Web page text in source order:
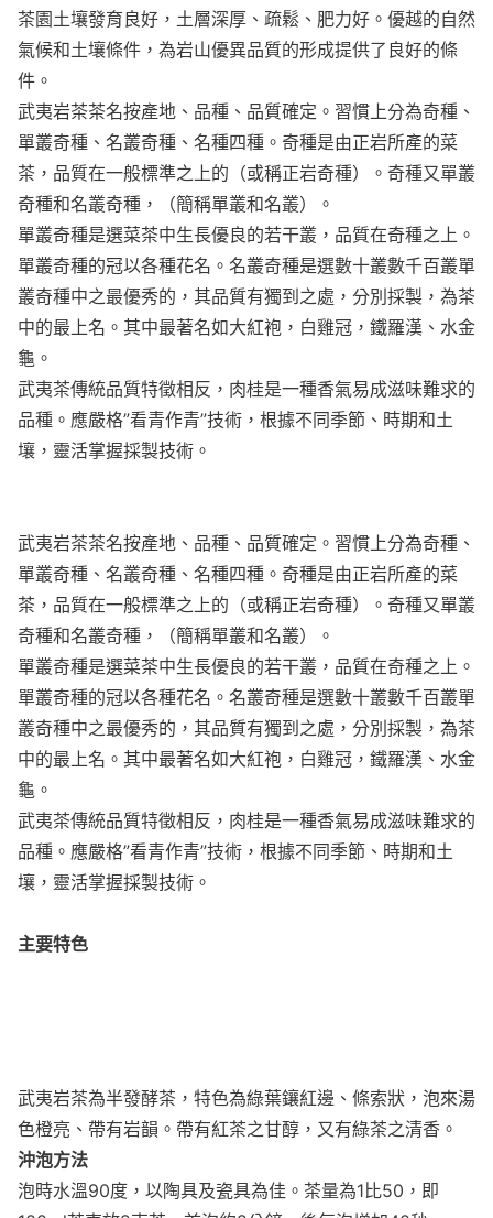
茶園土壤發育良好，土層深厚、疏鬆、肥力好。優越的自然
氣候和土壤條件，為岩山優異品質的形成提供了良好的條
件。
武夷岩茶茶名按產地、品種、品質確定。習慣上分為奇種、
單叢奇種、名叢奇種、名種四種。奇種是由正岩所產的菜
茶，品質在一般標準之上的（或稱正岩奇種）。奇種又單叢
奇種和名叢奇種，（簡稱單叢和名叢）。
單叢奇種是選菜茶中生長優良的若干叢，品質在奇種之上。
單叢奇種的冠以各種花名。名叢奇種是選數十叢數千百叢單
叢奇種中之最優秀的，其品質有獨到之處，分別採製，為茶
中的最上名。其中最著名如大紅袍，白雞冠，鐵羅漢、水金
龜。
武夷茶傳統品質特徵相反，肉桂是一種香氣易成滋味難求的
品種。應嚴格”看青作青”技術，根據不同季節、時期和土
壤，靈活掌握採製技術。
武夷岩茶茶名按產地、品種、品質確定。習慣上分為奇種、
單叢奇種、名叢奇種、名種四種。奇種是由正岩所產的菜
茶，品質在一般標準之上的（或稱正岩奇種）。奇種又單叢
奇種和名叢奇種，（簡稱單叢和名叢）。
單叢奇種是選菜茶中生長優良的若干叢，品質在奇種之上。
單叢奇種的冠以各種花名。名叢奇種是選數十叢數千百叢單
叢奇種中之最優秀的，其品質有獨到之處，分別採製，為茶
中的最上名。其中最著名如大紅袍，白雞冠，鐵羅漢、水金
龜。
武夷茶傳統品質特徵相反，肉桂是一種香氣易成滋味難求的
品種。應嚴格”看青作青”技術，根據不同季節、時期和土
壤，靈活掌握採製技術。
主要特色
武夷岩茶為半發酵茶，特色為綠葉鑲紅邊、條索狀，泡來湯
色橙亮、帶有岩韻。帶有紅茶之甘醇，又有綠茶之清香。
沖泡方法
泡時水溫90度，以陶具及瓷具為佳。茶量為1比50，即